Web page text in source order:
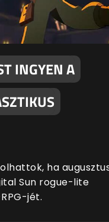
INGYEN A
ha
Sun rogue-lite
jét.